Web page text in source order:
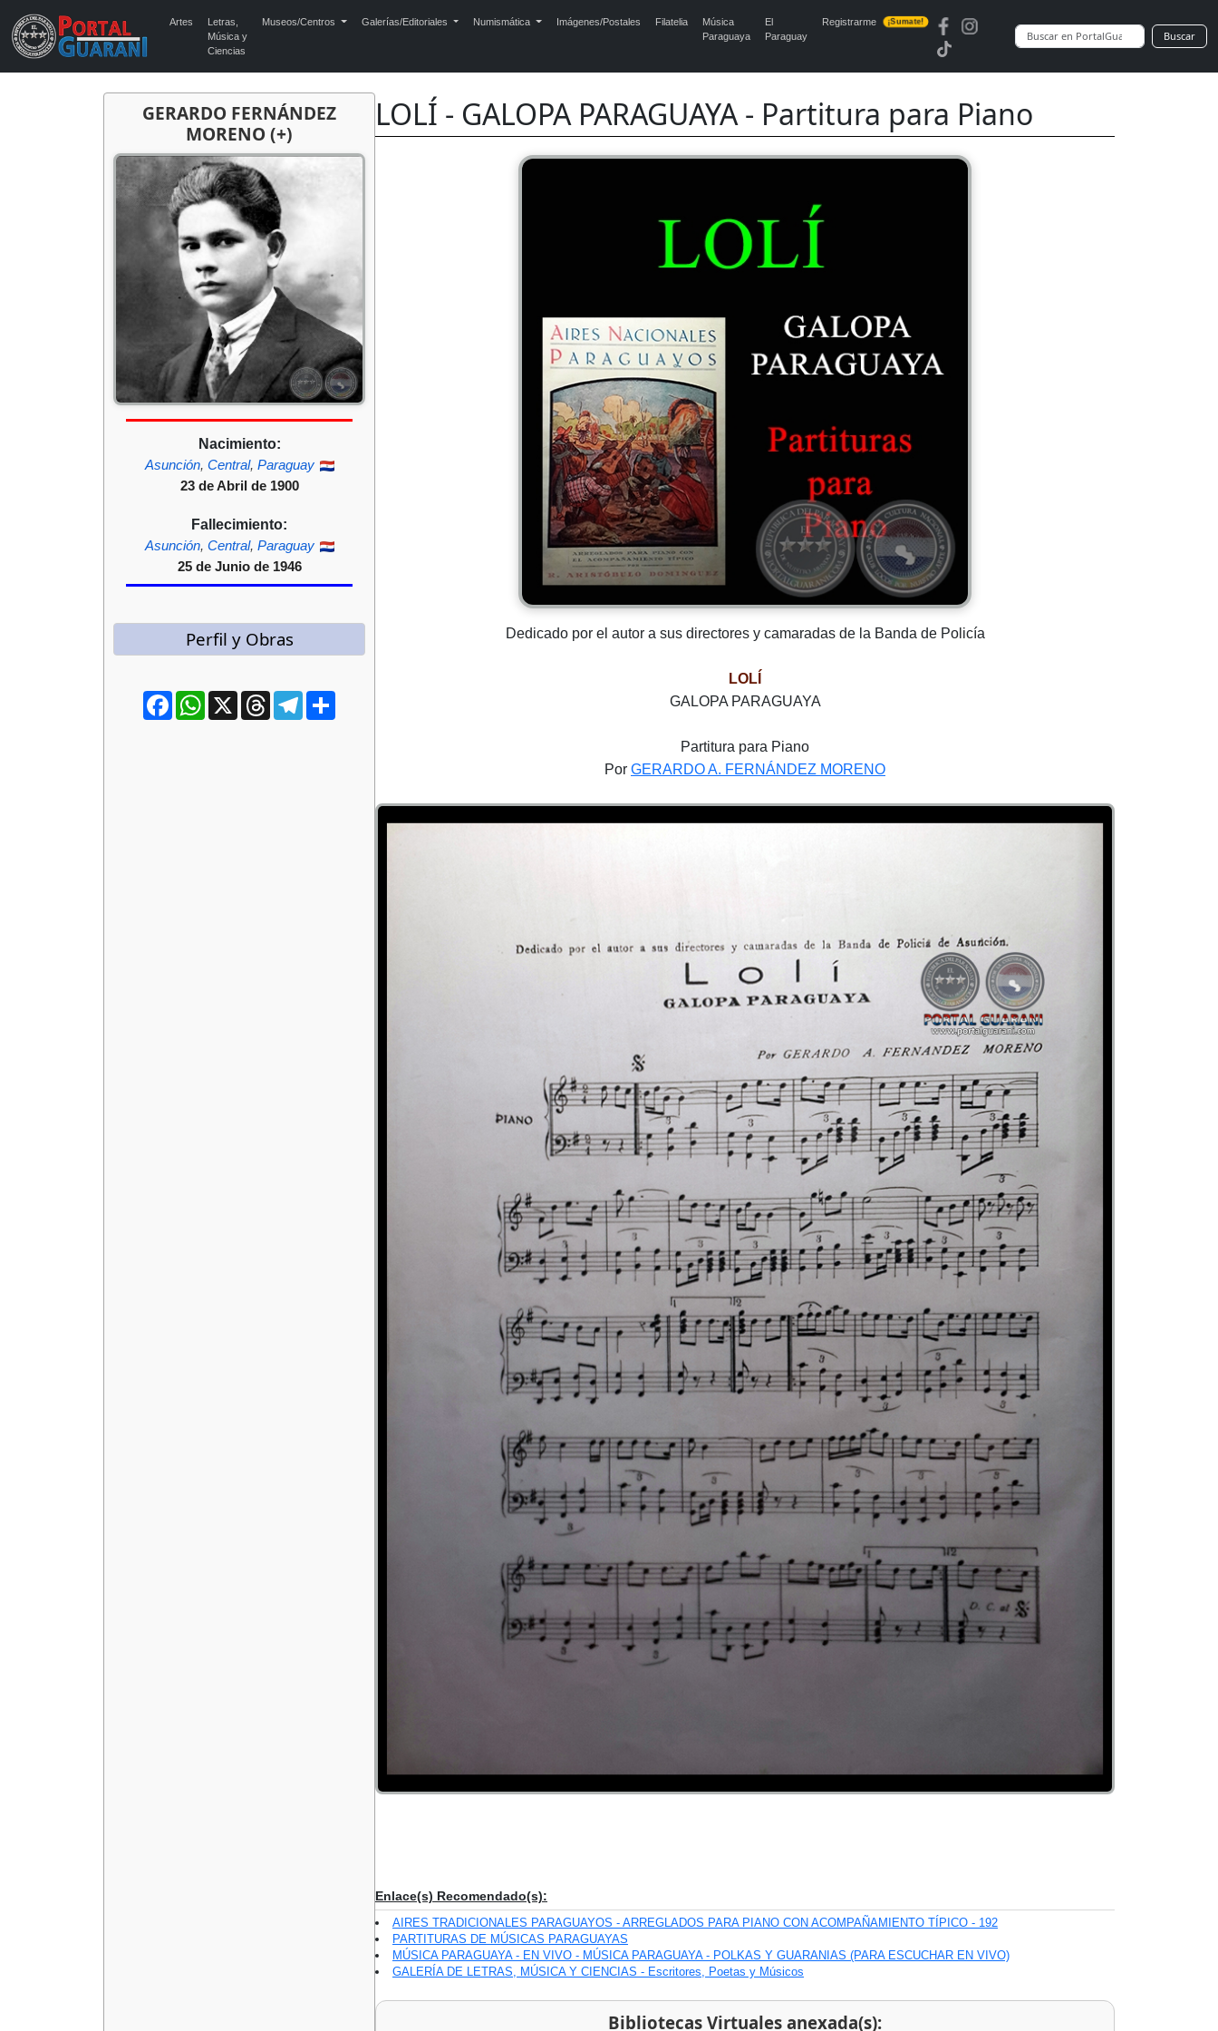
Artes
Letras,
Música y
Ciencias
Museos/Centros Galerías/Editoriales Numismática Imágenes/Postales Filatelia
Música
Paraguaya
El
Paraguay
Registrarme ¡Sumate!
Buscar
GERARDO FERNÁNDEZ
MORENO (+)
Nacimiento:
Asunción, Central, Paraguay
23 de Abril de 1900
Fallecimiento:
Asunción, Central, Paraguay
25 de Junio de 1946
Perfil y Obras
FacebookWhatsApp
X ThreadsTelegram
LOLÍ - GALOPA PARAGUAYA - Partitura para Piano
Dedicado por el autor a sus directores y camaradas de la Banda de Policía
LOLÍ
GALOPA PARAGUAYA
Partitura para Piano
Por GERARDO A. FERNÁNDEZ MORENO
Enlace(s) Recomendado(s):
AIRES TRADICIONALES PARAGUAYOS - ARREGLADOS PARA PIANO CON ACOMPAÑAMIENTO TÍPICO - 192
PARTITURAS DE MÚSICAS PARAGUAYAS
MÚSICA PARAGUAYA - EN VIVO - MÚSICA PARAGUAYA - POLKAS Y GUARANIAS (PARA ESCUCHAR EN VIVO)
GALERÍA DE LETRAS, MÚSICA Y CIENCIAS - Escritores, Poetas y Músicos
Bibliotecas Virtuales anexada(s):